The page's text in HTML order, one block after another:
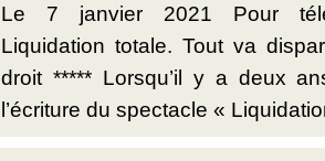
Le 7 janvier 2021 Pour
Liquidation totale. Tout va
droit ***** Lorsqu’il y a deux
l’écriture du spectacle «